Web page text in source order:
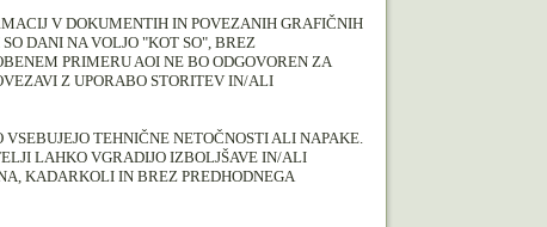
V DOKUMENTIH IN POVEZANIH GRAFIČNIH
DANI NA VOLJO "KOT SO", BREZ
PRIMERU AOI NE BO ODGOVOREN ZA
Z UPORABO STORITEV IN/ALI
TEHNIČNE NETOČNOSTI ALI NAPAKE.
LAHKO VGRADIJO IZBOLJŠAVE IN/ALI
KADARKOLI IN BREZ PREDHODNEGA